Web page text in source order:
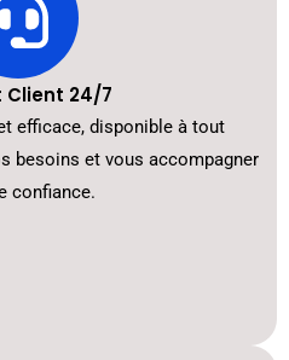
Client 24/7
efficace, disponible à tout
besoins et vous accompagner
confiance.